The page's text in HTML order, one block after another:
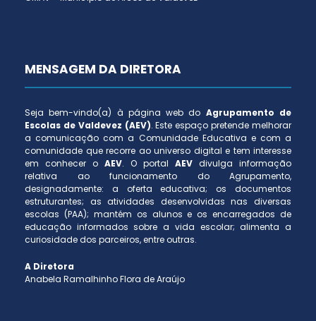
MENSAGEM DA DIRETORA
Seja bem-vindo(a) à página web do Agrupamento de
Escolas de Valdevez (AEV). Este espaço pretende melhorar
a comunicação com a Comunidade Educativa e com a
comunidade que recorre ao universo digital e tem interesse
em conhecer o AEV. O portal AEV divulga informação
relativa ao funcionamento do Agrupamento,
designadamente: a oferta educativa; os documentos
estruturantes; as atividades desenvolvidas nas diversas
escolas (PAA); mantém os alunos e os encarregados de
educação informados sobre a vida escolar; alimenta a
curiosidade dos parceiros, entre outras.
A Diretora
Anabela Ramalhinho Flora de Araújo